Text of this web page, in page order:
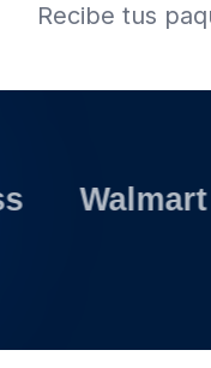
Recibe tus
Walmart